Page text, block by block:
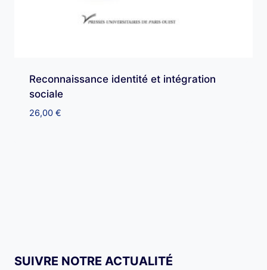
Reconnaissance identité et intégration
sociale
26,00 €
SUIVRE NOTRE ACTUALITÉ